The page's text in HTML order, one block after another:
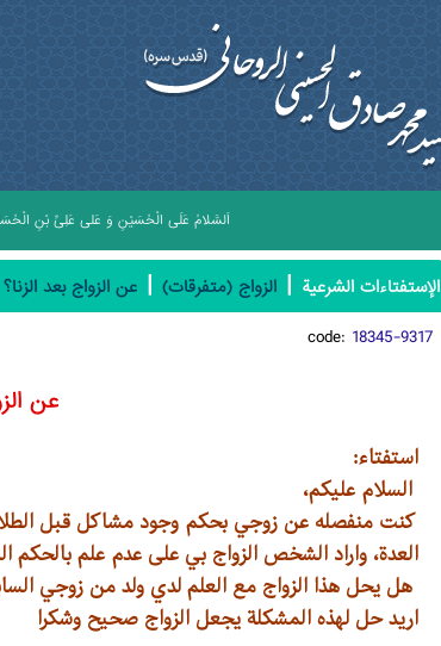
اَلسَّلامُ عَلَى الْحُسَيْنِ وَ عَلى عَلِىِّ بْنِ
الإستفتاءات الشرعیة | الزواج (متفرقات) | عن الزواج بعد الزنا؟
code: 18345-9317
عن
استفتاء:
السلام عليكم،
كنت منفصله عن زوجي بحكم وجود مشاكل قبل
العدة، واراد الشخص الزواج بي على عدم علم بالحكم
هل يحل هذا الزواج مع العلم لدي ولد من زوجي
اريد حل لهذه المشكلة يجعل الزواج صحيح وشكرا